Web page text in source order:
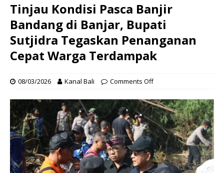
Tinjau Kondisi Pasca Banjir
Bandang di Banjar, Bupati
Sutjidra Tegaskan Penanganan
Cepat Warga Terdampak
08/03/2026 Kanal Bali Comments Off